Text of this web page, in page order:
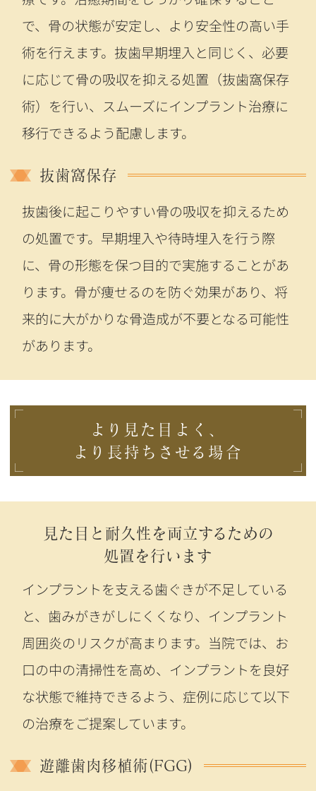
で、骨の状態が安定し、より安全性の高い手
術を行えます。抜歯早期埋入と同じく、必要
に応じて骨の吸収を抑える処置（抜歯窩保存
術）を行い、スムーズにインプラント治療に
移行できるよう配慮します。
抜歯窩保存
抜歯後に起こりやすい骨の吸収を抑えるため
の処置です。早期埋入や待時埋入を行う際
に、骨の形態を保つ目的で実施することがあ
ります。骨が痩せるのを防ぐ効果があり、将
来的に大がかりな骨造成が不要となる可能性
があります。
より見た目よく、
より長持ちさせる場合
見た目と耐久性を両立するための
処置を行います
インプラントを支える歯ぐきが不足している
と、歯みがきがしにくくなり、インプラント
周囲炎のリスクが高まります。当院では、お
口の中の清掃性を高め、インプラントを良好
な状態で維持できるよう、症例に応じて以下
の治療をご提案しています。
遊離歯肉移植術(FGG)